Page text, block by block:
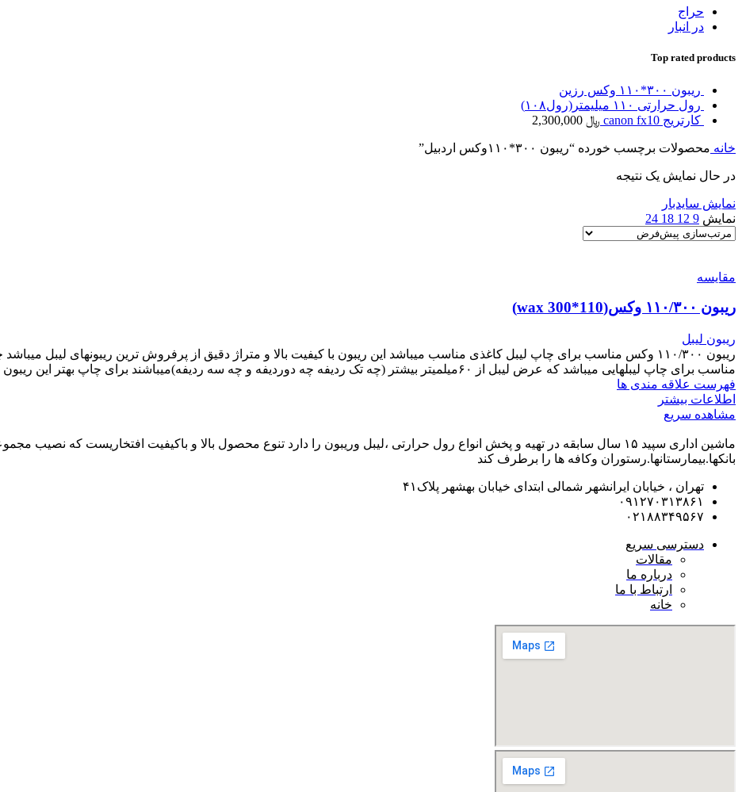
حراج
در انبار
Top rated products
ریبون ۳۰۰*۱۱۰ وکس رزین
رول حرارتی ۱۱۰ میلیمتر(رول۱۰۸)
کارتریج canon fx10
﷼
خانه محصولات برچسب خورده “ریبون ۳۰۰*۱۱۰وکس اردبیل”
در حال نمایش یک نتیجه
نمایش سایدبار
نمایش 9
12
18
24
مقایسه
ریبون ۱۱۰/۳۰۰ وکس(110*300 wax)
ریبون لیبل
ریبون ۱۱۰/۳۰۰ وکس مناسب برای چاپ لیبل کاغذی مناسب میباشد این ریبون با کیفیت بالا و متراژ دقیق از پرفروش ترین ریبونهای لیبل
مناسب برای چاپ لیبلهایی میباشد که عرض لیبل از ۶۰میلمیتر بیشتر (چه تک ردیفه چه دوردیفه و چه سه ردیفه)میباشند برای چاپ بهتر این ریبون بهتر از حرارتی لیبل پرینتر را در درجه مناسب قرار دهید
فهرست علاقه مندی ها
اطلاعات بیشتر
مشاهده سریع
ماشین اداری سپید ۱۵ سال سابقه در تهیه و پخش انواع رول حرارتی ،لیبل وریبون را دارد تنوع محصول بالا و باکیفیت افتخاریست که
بانکها.بیمارستانها.رستوران و‌کافه ها را برطرف کند
تهران ، خیابان ایرانشهر شمالی ابتدای خیابان بهشهر پلاک۴۱
۰۹۱۲۷۰۳۱۳۸۶۱
۰۲۱۸۸۳۴۹۵۶۷
دسترسی سریع
مقالات
درباره ما
ارتباط با ما
خانه